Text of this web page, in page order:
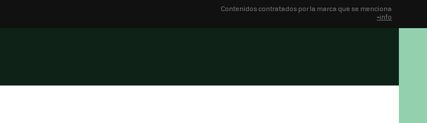
Contenidos contratados por la marca que se menciona
+info